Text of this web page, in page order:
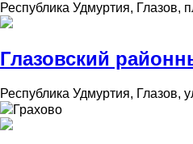
Республика Удмуртия,
Глазовский
Республика Удмуртия, Глазов,
Грахово